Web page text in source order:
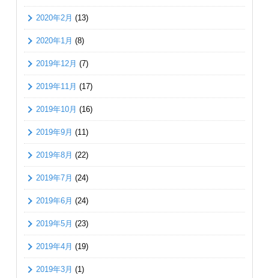
2020年2月 (13)
2020年1月 (8)
2019年12月 (7)
2019年11月 (17)
2019年10月 (16)
2019年9月 (11)
2019年8月 (22)
2019年7月 (24)
2019年6月 (24)
2019年5月 (23)
2019年4月 (19)
2019年3月 (1)